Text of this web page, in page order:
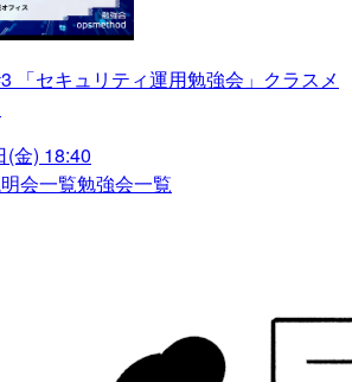
「セキュリティ運用勉強会」クラスメ
(金) 18:40
会一覧勉強会一覧